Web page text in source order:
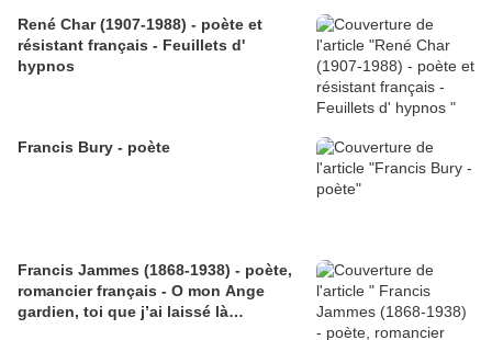
René Char (1907-1988) - poète et
résistant français - Feuillets d'
hypnos
Francis Bury - poète
Francis Jammes (1868-1938) - poète,
romancier français - O mon Ange
gardien, toi que j’ai laissé là…